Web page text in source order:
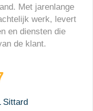
Met jarenlange
werk, levert
en diensten die
de klant.
Sittard